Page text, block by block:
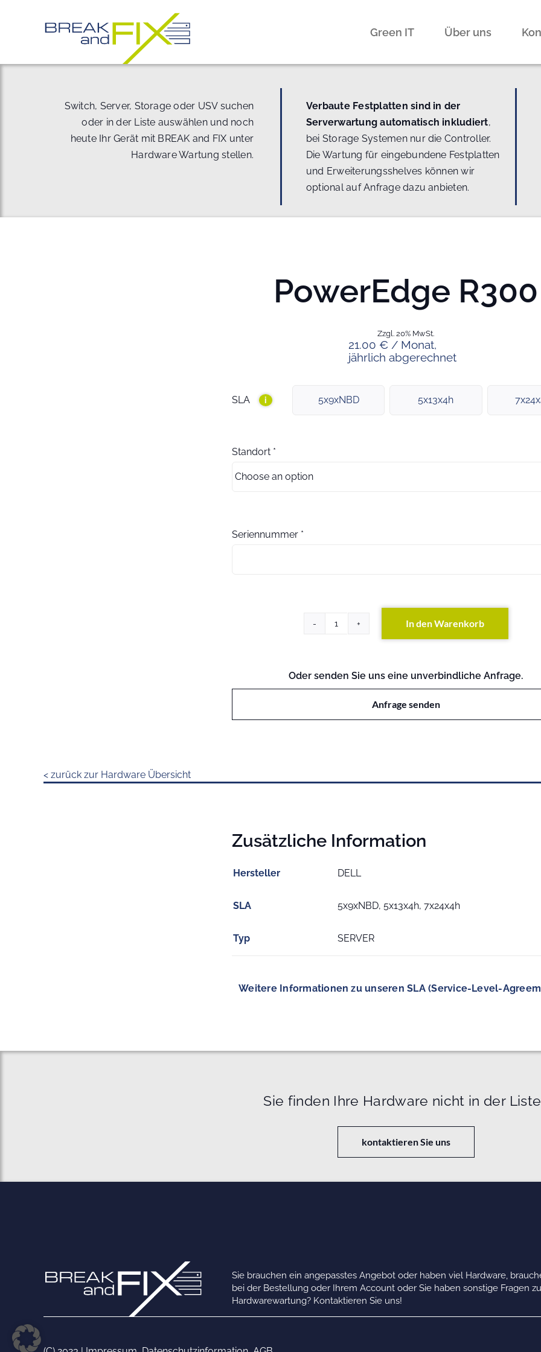
Green IT Über uns
Switch, Server, Storage oder USV suchen
oder in der Liste auswählen und noch
heute Ihr Gerät mit BREAK and FIX unter
Hardware Wartung stellen.
Verbaute Festplatten sind in der
Serverwartung automatisch inkludiert,
bei Storage Systemen nur die Controller.
Die Wartung für eingebundene Festplatten
und Erweiterungsshelves können wir
optional auf Anfrage dazu anbieten.
PowerEdge R300
21.00 € / Monat,
jährlich abgerechnet
Zzgl. 20% MwSt.
SLA i 5x9xNBD 5x13x4h
Standort *
Seriennummer *
PowerEdge
In den Warenkorb
Oder senden Sie uns eine unverbindliche Anfrage.
Anfrage senden
< zurück zur Hardware Übersicht
Zusätzliche Information
Hersteller DELL
SLA 5x9xNBD, 5x13x4h, 7x24x4h
Typ SERVER
Weitere Informationen zu unseren SLA (Service-Level-
Sie finden Ihre Hardware nicht in der
kontaktieren Sie uns
Sie brauchen ein angepasstes Angebot oder haben viel Hardware,
bei der Bestellung oder Ihrem Account oder Sie haben sonstige Fragen zu
Hardwarewartung? Kontaktieren Sie uns!